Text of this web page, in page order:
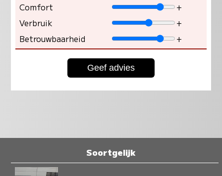
Comfort
+
Verbruik
+
Betrouwbaarheid
+
Soortgelijk